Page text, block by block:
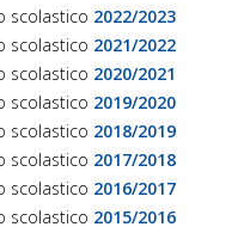
scolastico 2022/2023
scolastico 2021/2022
scolastico 2020/2021
scolastico 2019/2020
scolastico 2018/2019
scolastico 2017/2018
scolastico 2016/2017
scolastico 2015/2016